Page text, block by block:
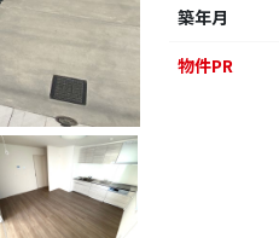
築年月
物件PR